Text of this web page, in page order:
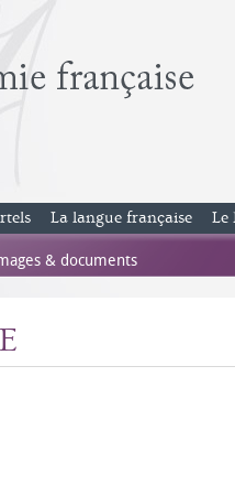
La langue française Le
& documents